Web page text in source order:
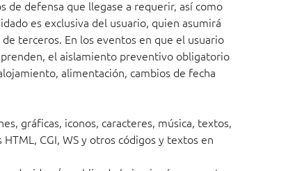
de defensa que llegase a requerir, así como
es exclusiva del usuario, quien asumirá
terceros. En los eventos en que el usuario
el aislamiento preventivo obligatorio
alimentación, cambios de fecha
gráficas, iconos, caracteres, música, textos,
CGI, WS y otros códigos y textos en